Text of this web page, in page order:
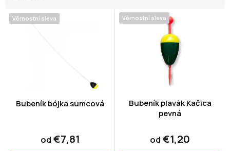
V
ý Věrnostní sleva
Bubeník bójka sumcová
od €7,81
Věrnostní sleva
Bubeník plavák Kačica
pevná
od €1,20